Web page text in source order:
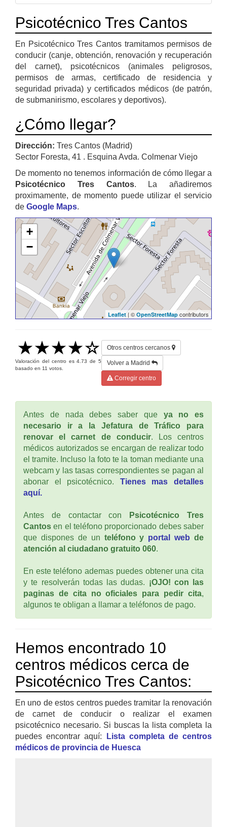
Psicotécnico Tres Cantos
En Psicotécnico Tres Cantos tramitamos permisos de
conducir (canje, obtención, renovación y recuperación
del carnet), psicotécnicos (animales peligrosos,
permisos de armas, certificado de residencia y
seguridad privada) y certificados médicos (de patrón,
de submanirismo, escolares y deportivos).
¿Cómo llegar?
Dirección: Tres Cantos (Madrid)
Sector Foresta, 41 . Esquina Avda. Colmenar Viejo
De momento no tenemos información de cómo llegar a
Psicotécnico Tres Cantos. La añadiremos
proximamente, de momento puede utilizar el servicio
de Google Maps.
+
−
Leaflet | © OpenStreetMap contributors
Valoración del centro es4.73 de5
basado en 11 votos.
Otros centros cercanos
Volver a Madrid
Corregir centro
Antes de nada debes saber que ya no es
necesario ir a la Jefatura de Tráfico para
renovar el carnet de conducir. Los centros
médicos autorizados se encargan de realizar todo
el tramite. Incluso la foto te la toman mediante una
webcam y las tasas correspondientes se pagan al
abonar el psicotécnico. Tienes mas detalles
aquí.
Antes de contactar con
Psicotécnico Tres
Cantos en el teléfono proporcionado debes saber
que dispones de un teléfono y portal web de
atención al ciudadano gratuito 060.
En este teléfono ademas puedes obtener una cita
y te resolverán todas las dudas. ¡OJO! con las
paginas de cita no oficiales para pedir cita,
algunos te obligan a llamar a teléfonos de pago.
Hemos encontrado 10
centros médicos cerca de
Psicotécnico Tres Cantos:
En uno de estos centros puedes tramitar la renovación
de carnet de conducir o realizar el examen
psicotécnico necesario. Si buscas la lista completa la
puedes encontrar aquí:
Lista completa de centros
médicos de provincia de Huesca